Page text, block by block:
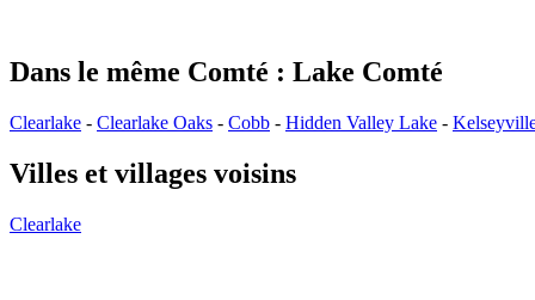
Dans le même Comté : Lake Comté
Clearlake - Clearlake Oaks - Cobb - Hidden Valley Lake -
Villes et villages voisins
Clearlake